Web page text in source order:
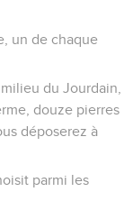
un de chaque
du Jourdain,
douze pierres
déposerez à
parmi les